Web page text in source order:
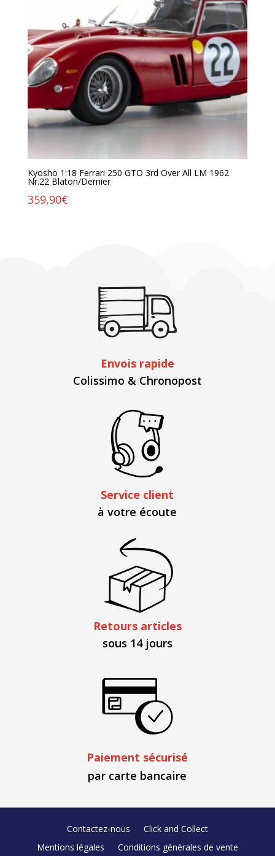
Kyosho 1:18 Ferrari 250 GTO 3rd Over All LM 1962
Nr.22 Blaton/Dernier
359,90€
Envois rapide
Colissimo & Chronopost
Service client
à votre écoute
Retours articles
sous 14 jours
Paiement sécurisé
par carte bancaire
Contactez-nous
Click and Collect
Mentions légales
Conditions générales de vente